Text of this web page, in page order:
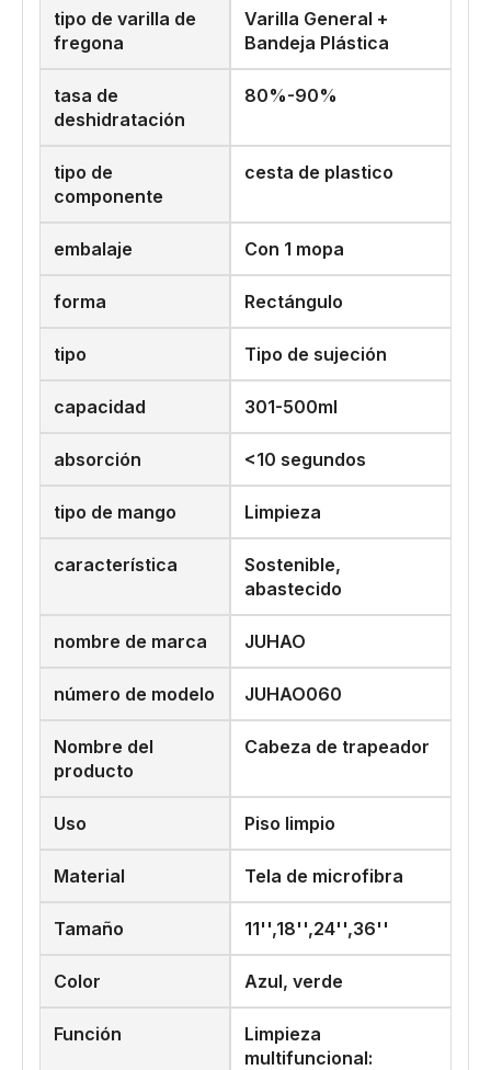
tipo de varilla de
fregona
Varilla General +
Bandeja Plástica
tasa de
deshidratación
80%-90%
tipo de
componente
cesta de plastico
embalaje Con 1 mopa
forma Rectángulo
tipo Tipo de sujeción
capacidad 301-500ml
absorción <10 segundos
tipo de mango Limpieza
característica
Sostenible,
abastecido
nombre de marca JUHAO
número de modelo JUHAO060
Nombre del
producto
Cabeza de trapeador
Uso Piso limpio
Material Tela de microfibra
Tamaño 11'',18'',24'',36''
Color Azul, verde
Función
Limpieza
multifuncional: